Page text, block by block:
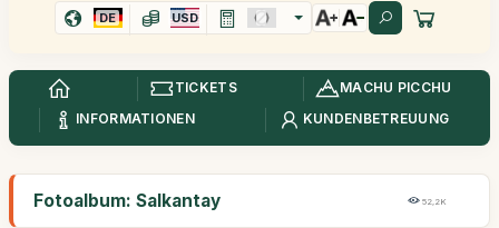
DE USD
TICKETS
MACHU PICCHU
INFORMATIONEN
KUNDENBETREUUNG
Fotoalbum: Salkantay 52,2K